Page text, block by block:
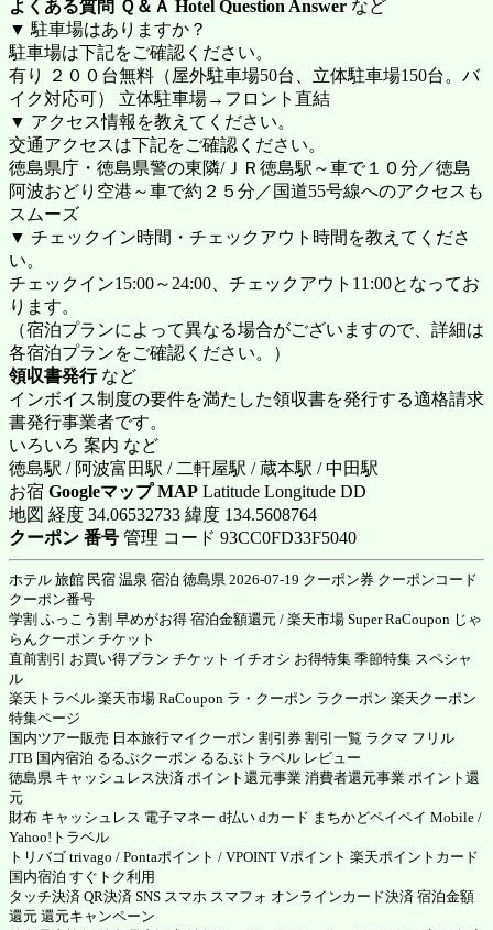
よくある質問 Ｑ＆Ａ Hotel Question Answer など
▼ 駐車場はありますか？
駐車場は下記をご確認ください。
有り ２００台無料（屋外駐車場50台、立体駐車場150台。バ
イク対応可） 立体駐車場→フロント直結
▼ アクセス情報を教えてください。
交通アクセスは下記をご確認ください。
徳島県庁・徳島県警の東隣/ＪＲ徳島駅～車で１０分／徳島
阿波おどり空港～車で約２５分／国道55号線へのアクセスも
スムーズ
▼ チェックイン時間・チェックアウト時間を教えてくださ
い。
チェックイン15:00～24:00、チェックアウト11:00となってお
ります。
（宿泊プランによって異なる場合がございますので、詳細は
各宿泊プランをご確認ください。）
領収書発行など
インボイス制度の要件を満たした領収書を発行する適格請求
書発行事業者です。
いろいろ 案内 など
徳島駅 / 阿波富田駅 / 二軒屋駅 / 蔵本駅 / 中田駅
お宿 Googleマップ MAP Latitude Longitude DD
地図 経度 34.06532733 緯度 134.5608764
クーポン 番号 管理 コード 93CC0FD33F5040
ホテル 旅館 民宿 温泉 宿泊 徳島県 2026-07-19 クーポン券 クーポンコード
クーポン番号
学割 ふっこう割 早めがお得 宿泊金額還元 / 楽天市場 Super RaCoupon じゃ
らんクーポン チケット
直前割引 お買い得プラン チケット イチオシ お得特集 季節特集 スペシャ
ル
楽天トラベル 楽天市場 RaCoupon ラ・クーポン ラクーポン 楽天クーポン
特集ページ
国内ツアー販売 日本旅行マイクーポン 割引券 割引一覧 ラクマ フリル
JTB 国内宿泊 るるぶクーポン るるぶトラベル レビュー
徳島県 キャッシュレス決済 ポイント還元事業 消費者還元事業 ポイント還
元
財布 キャッシュレス 電子マネー d払い dカード まちかどペイペイ Mobile /
Yahoo!トラベル
トリバゴ trivago / Pontaポイント / VPOINT Vポイント 楽天ポイントカード
国内宿泊 すぐトク利用
タッチ決済 QR決済 SNS スマホ スマフォ オンラインカード決済 宿泊金額
還元 還元キャンペーン